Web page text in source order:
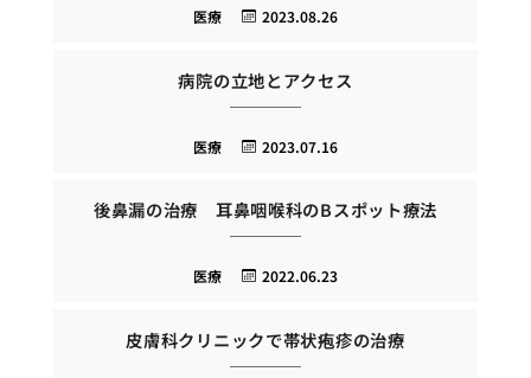
2023.08.26
医療
病院の立地とアクセス
2023.07.16
医療
後鼻漏の治療 耳鼻咽喉科のBスポット療法
2022.06.23
医療
皮膚科クリニックで帯状疱疹の治療